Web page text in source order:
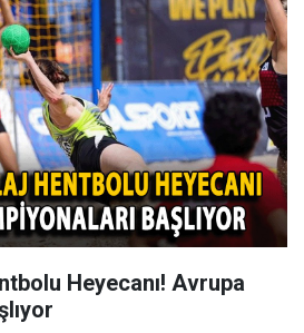
Heyecanı! Avrupa